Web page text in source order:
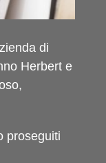
di
Herbert e
proseguiti